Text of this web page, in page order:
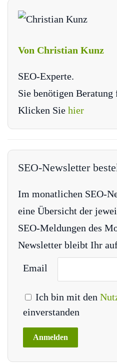
Von Christian Kunz
SEO-Experte.
Sie benötigen Beratung
Klicken Sie hier
SEO-Newsletter
Im monatlichen SEO-
eine Übersicht der
SEO-Meldungen des
Newsletter bleibt Ihr
Email
Ich bin mit den
einverstanden